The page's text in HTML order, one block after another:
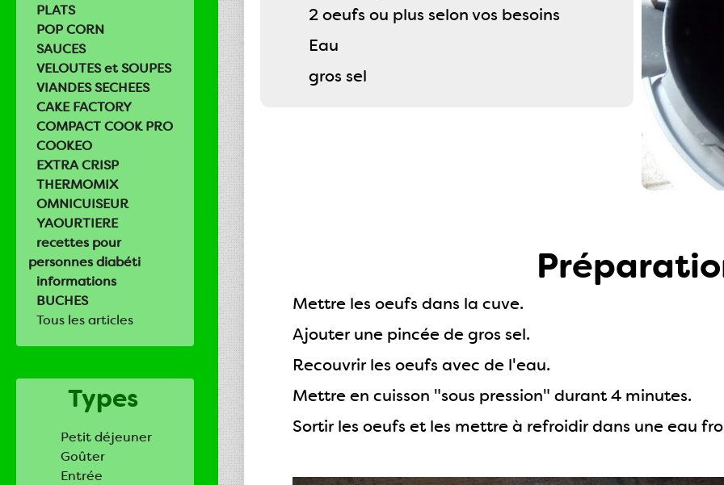
PLATS
POP CORN
SAUCES
VELOUTES et SOUPES
VIANDES SECHEES
CAKE FACTORY
COMPACT COOK PRO
COOKEO
EXTRA CRISP
THERMOMIX
OMNICUISEUR
YAOURTIERE
recettes pour
personnes diabéti
informations
BUCHES
Tous les articles
Types
Petit déjeuner
Goûter
Entrée
2 oeufs ou plus selon vos besoins
Eau
gros sel
Mettre les oeufs dans la cuve.
Ajouter une pincée de gros sel.
Recouvrir les oeufs avec de l'eau.
Mettre en cuisson "sous pression" durant 4 minutes.
Sortir les oeufs et les mettre à refroidir dans une eau